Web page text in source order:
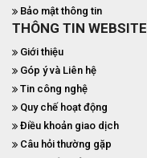
Bảo mật thông tin
THÔNG TIN WEBSITE
Giới thiệu
Góp ý và Liên hệ
Tin công nghệ
Quy chế hoạt động
Điều khoản giao dịch
Câu hỏi thường gặp